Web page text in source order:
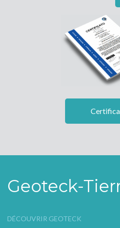
Geoteck-
DÉCOUVRIR GEOTECK